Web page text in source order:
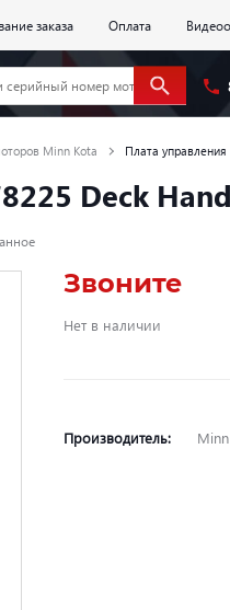
заказа Оплата
Minn Kota Плата
Deck Hand
Звоните
Нет в наличии
Производитель: